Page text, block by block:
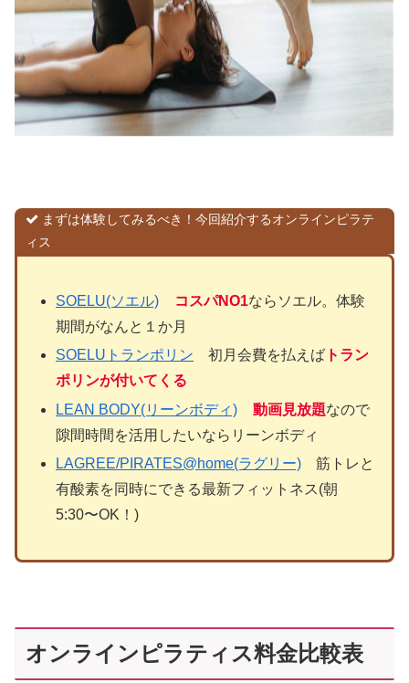
まずは体験してみるべき！今回紹介するオンラインピラテ
ィス
SOELU(ソエル) コスパNO1ならソエル。体験
期間がなんと１か月
SOELUトランポリン 初月会費を払えばトラン
ポリンが付いてくる
LEAN BODY(リーンボディ)
動画見放題なので
隙間時間を活用したいならリーンボディ
LAGREE/PIRATES@home(ラグリー)筋トレと
有酸素を同時にできる最新フィットネス(朝
5:30〜OK！)
オンラインピラティス料金比較表